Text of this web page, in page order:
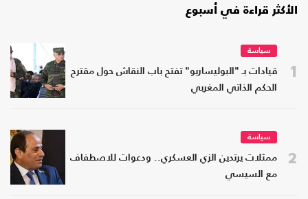
الأكثر قراءة في أسبوع
1
سياسة
قيادات بـ "البوليساريو" تفتح باب النقاش حول مقترح
الحكم الذاتي المغربي
2
سياسة
ممثلات يرتدين الزي العسكري.. ودعوات للاصطفاف
مع السيسي